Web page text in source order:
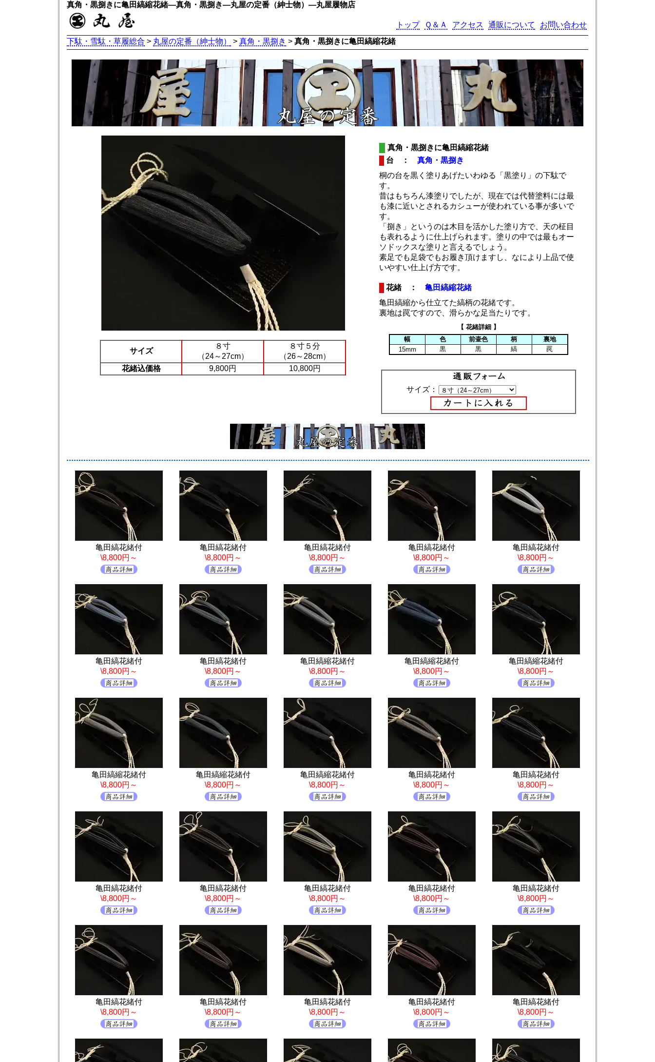
真角・黒捌きに亀田縞縮花緒―真角・黒捌き―丸屋の定番（紳士物）―丸屋履物店
トップ Ｑ＆Ａ アクセス 通販について
お問い合わせ
下駄・雪駄・草履総合 > 丸屋の定番（紳士物） > 真角・黒捌き > 真角・黒捌きに亀田縞縮花緒
サイズ
８寸
（24～27cm）
８寸５分
（26～28cm）
花緒込価格
9,800円 10,800円
真角・黒捌きに亀田縞縮花緒
台 ：真角・黒捌き
桐の台を黒く塗りあげたいわゆる「黒塗り」の下駄で
す。
昔はもちろん漆塗りでしたが、現在では代替塗料には最
も漆に近いとされるカシューが使われている事が多いで
す。
「捌き」というのは木目を活かした塗り方で、天の柾目
も表れるように仕上げられます。塗りの中では最もオー
ソドックスな塗りと言えるでしょう。
素足でも足袋でもお履き頂けますし、なにより上品で使
いやすい仕上げ方です。
花緒 ：亀田縞縮花緒
亀田縞縮から仕立てた縞柄の花緒です。
裏地は罠ですので、滑らかな足当たりです。
【 花緒詳細 】
幅
色 前壷色 柄
裏地
15mm
黒 黒 縞 罠
サイズ：
亀田縞花緒付
\8,800円～
亀田縞花緒付
\8,800円～
亀田縞花緒付
\8,800円～
亀田縞花緒付
\8,800円～
亀田縞花緒付
\8,800円～
亀田縞花緒付
\8,800円～
亀田縞花緒付
\8,800円～
亀田縞縮花緒付
\8,800円～
亀田縞縮花緒付
\8,800円～
亀田縞縮花緒付
\8,800円～
亀田縞縮花緒付
\8,800円～
亀田縞縮花緒付
\8,800円～
亀田縞縮花緒付
\8,800円～
亀田縞花緒付
\8,800円～
亀田縞花緒付
\8,800円～
亀田縞花緒付
\8,800円～
亀田縞花緒付
\8,800円～
亀田縞花緒付
\8,800円～
亀田縞花緒付
\8,800円～
亀田縞花緒付
\8,800円～
亀田縞花緒付
\8,800円～
亀田縞花緒付
\8,800円～
亀田縞花緒付
\8,800円～
亀田縞花緒付
\8,800円～
亀田縞花緒付
\8,800円～